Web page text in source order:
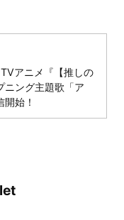
アニメ『【推しの
ニング主題歌「ア
始！